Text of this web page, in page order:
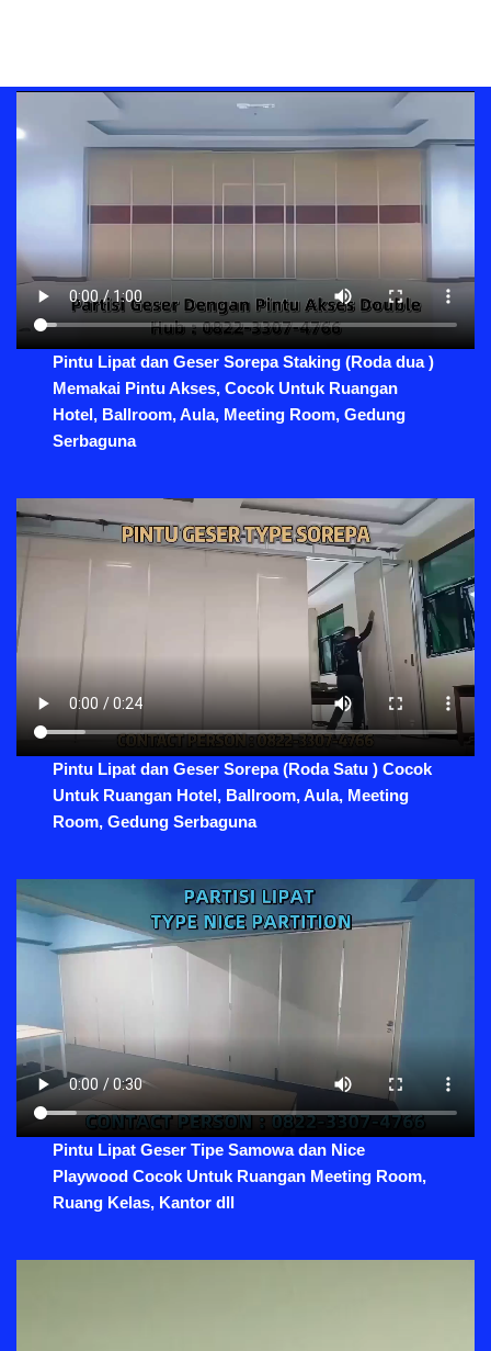
Pintu Lipat dan Geser Sorepa Staking (Roda dua )
Memakai Pintu Akses, Cocok Untuk Ruangan
Hotel, Ballroom, Aula, Meeting Room, Gedung
Serbaguna
Pintu Lipat dan Geser Sorepa (Roda Satu ) Cocok
Untuk Ruangan Hotel, Ballroom, Aula, Meeting
Room, Gedung Serbaguna
Pintu Lipat Geser Tipe Samowa dan Nice
Playwood Cocok Untuk Ruangan Meeting Room,
Ruang Kelas, Kantor dll